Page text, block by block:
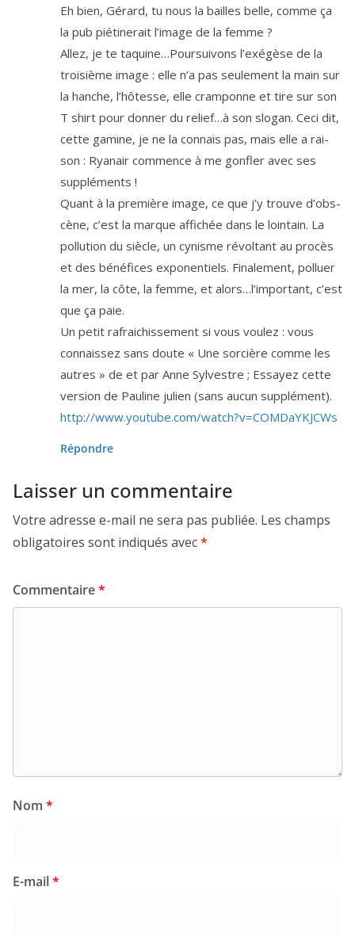
Eh bien, Gérard, tu nous la bailles belle, comme ça
la pub pié­ti­ne­rait l’i­mage de la femme ?
Allez, je te taquine…Poursuivons l’exé­gèse de la
troi­sième image : elle n’a pas seule­ment la main sur
la hanche, l’hô­tesse, elle cram­ponne et tire sur son
T shirt pour don­ner du relief…à son slo­gan. Ceci dit,
cette gamine, je ne la connais pas, mais elle a rai­
son : Ryanair com­mence à me gon­fler avec ses
suppléments !
Quant à la pre­mière image, ce que j’y trouve d’obs­
cène, c’est la marque affi­chée dans le loin­tain. La
pol­lu­tion du siècle, un cynisme révol­tant au pro­cès
et des béné­fices expo­nen­tiels. Finalement, pol­luer
la mer, la côte, la femme, et alors…l’important, c’est
que ça paie.
Un petit rafrai­chis­se­ment si vous vou­lez : vous
connais­sez sans doute « Une sor­cière comme les
autres » de et par Anne Sylvestre ; Essayez cette
ver­sion de Pauline julien (sans aucun supplément).
http://​www​.you​tube​.com/​w​a​t​c​h​?​v​=​C​O​M​D​a​Y​K​J​CWs
Répondre
Laisser un commentaire
Votre adresse e-mail ne sera pas publiée. Les champs
obligatoires sont indiqués avec*
Commentaire*
Nom *
E-mail*